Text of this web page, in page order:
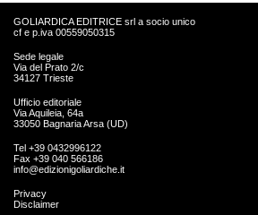
GOLIARDICA EDITRICE srl a socio unico
cf e p.iva 00559050315
Sede legale
Via del Prato 2/c
34127 Trieste
Ufficio editoriale
Via Aquileia, 64a
33050 Bagnaria Arsa (UD)
Tel +39 0432996122
Fax +39 040 566186
info@edizionigoliardiche.it
Privacy
Disclaimer